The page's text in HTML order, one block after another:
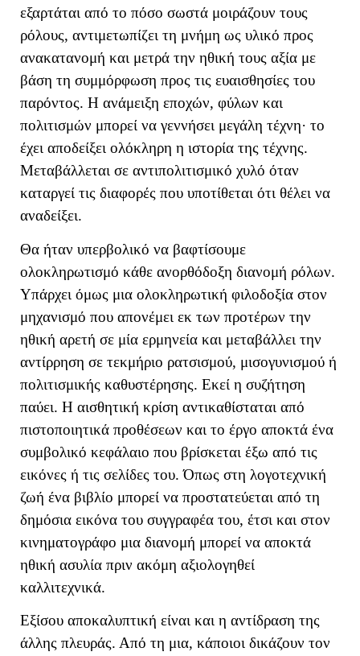
εξαρτάται από το πόσο σωστά μοιράζουν τους
ρόλους, αντιμετωπίζει τη μνήμη ως υλικό προς
ανακατανομή και μετρά την ηθική τους αξία με
βάση τη συμμόρφωση προς τις ευαισθησίες του
παρόντος. Η ανάμειξη εποχών, φύλων και
πολιτισμών μπορεί να γεννήσει μεγάλη τέχνη· το
έχει αποδείξει ολόκληρη η ιστορία της τέχνης.
Μεταβάλλεται σε αντιπολιτισμικό χυλό όταν
καταργεί τις διαφορές που υποτίθεται ότι θέλει να
αναδείξει.
Θα ήταν υπερβολικό να βαφτίσουμε
ολοκληρωτισμό κάθε ανορθόδοξη διανομή ρόλων.
Υπάρχει όμως μια ολοκληρωτική φιλοδοξία στον
μηχανισμό που απονέμει εκ των προτέρων την
ηθική αρετή σε μία ερμηνεία και μεταβάλλει την
αντίρρηση σε τεκμήριο ρατσισμού, μισογυνισμού ή
πολιτισμικής καθυστέρησης. Εκεί η συζήτηση
παύει. Η αισθητική κρίση αντικαθίσταται από
πιστοποιητικά προθέσεων και το έργο αποκτά ένα
συμβολικό κεφάλαιο που βρίσκεται έξω από τις
εικόνες ή τις σελίδες του. Όπως στη λογοτεχνική
ζωή ένα βιβλίο μπορεί να προστατεύεται από τη
δημόσια εικόνα του συγγραφέα του, έτσι και στον
κινηματογράφο μια διανομή μπορεί να αποκτά
ηθική ασυλία πριν ακόμη αξιολογηθεί
καλλιτεχνικά.
Εξίσου αποκαλυπτική είναι και η αντίδραση της
άλλης πλευράς. Από τη μια, κάποιοι δικάζουν τον